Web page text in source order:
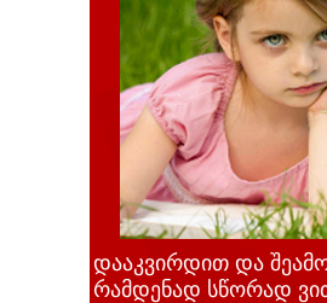
დააკვირდით და
რამდენად სწორად